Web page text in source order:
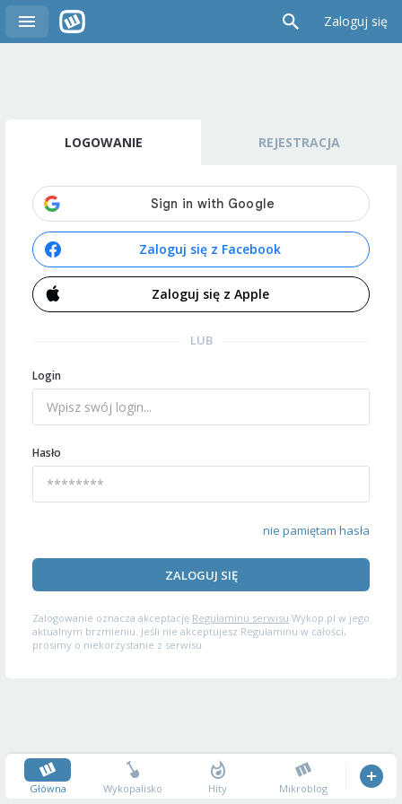
Zaloguj się
LOGOWANIE REJESTRACJA
Zaloguj się z Facebook
Zaloguj się z Apple
LUB
Login
Hasło
nie pamiętam hasła
ZALOGUJ SIĘ
Zalogowanie oznacza akceptację Regulaminu serwisu Wykop.pl w jego
aktualnym brzmieniu. Jeśli nie akceptujesz Regulaminu w całości,
prosimy o niekorzystanie z serwisu.
Główna Wykopalisko Hity Mikroblog